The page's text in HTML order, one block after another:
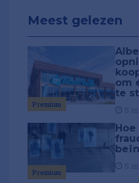
Meest gelezen
Premium
om
te
Premium